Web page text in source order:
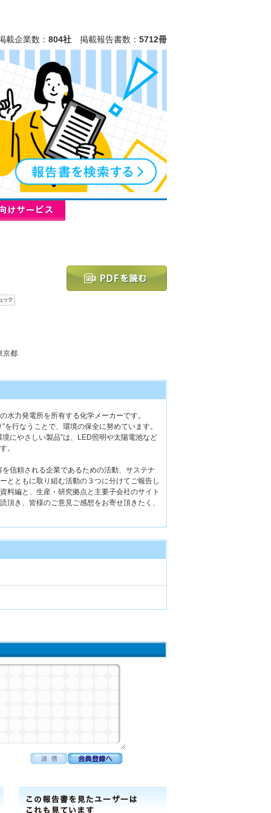
載企業数： 804社 掲載報告書数： 5712冊
京都
水力発電所を所有する化学メーカーです。
を行なうことで、環境の保全に努めています。
にやさしい製品”は、LED照明や太陽電池など
。
信頼される企業であるための活動、サステナ
とともに取り組む活動の３つに分けてご報告し
料編と、生産・研究拠点と主要子会社のサイト
頂き、皆様のご意見ご感想をお寄せ頂きたく、